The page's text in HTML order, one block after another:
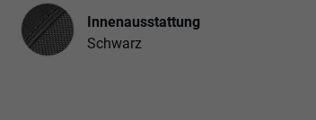
Innenausstattung
Innenausstattung
Schwarz